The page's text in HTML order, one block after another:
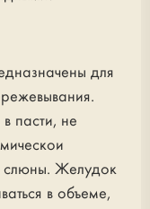
для
пасти, не
слюны. Желудок
в объеме,